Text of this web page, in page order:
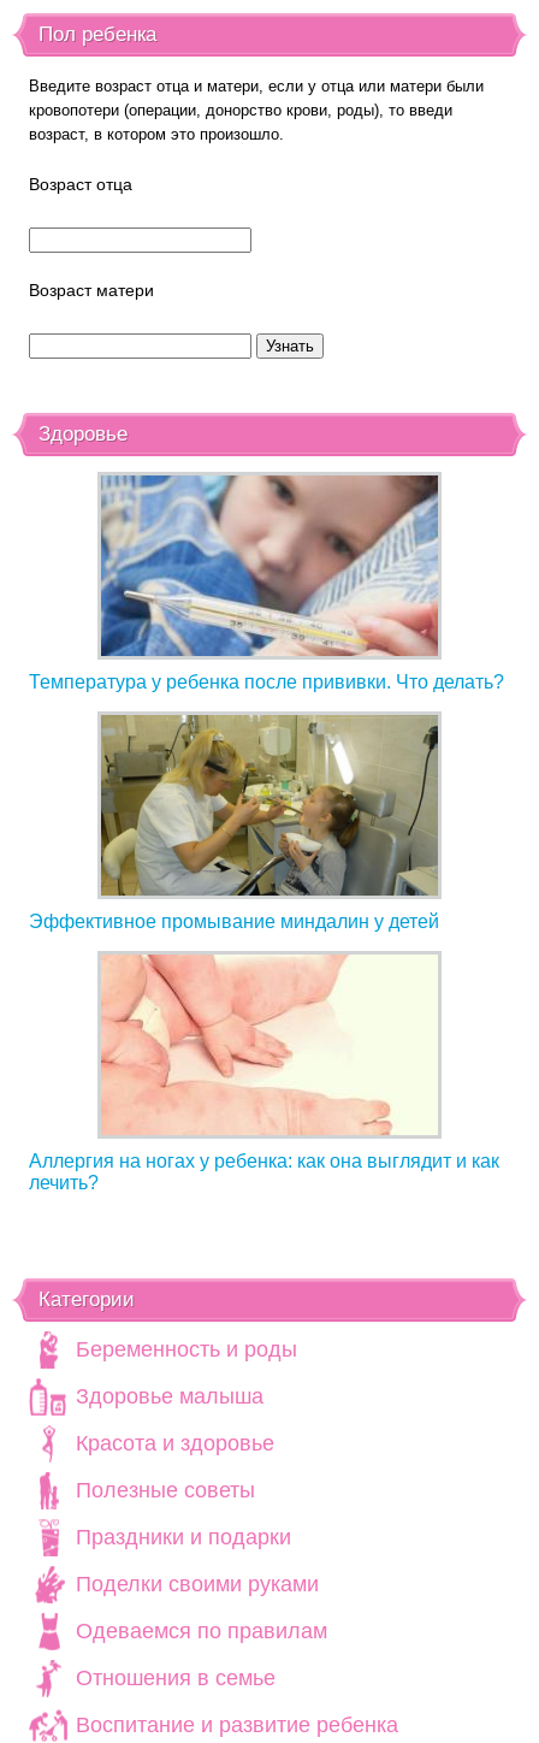
Пол ребенка
Введите возраст отца и матери, если у отца или матери были
кровопотери (операции, донорство крови, роды), то введи
возраст, в котором это произошло.
Возраст отца
Возраст матери
Здоровье
Температура у ребенка после прививки. Что делать?
Эффективное промывание миндалин у детей
Аллергия на ногах у ребенка: как она выглядит и как
лечить?
Категории
Беременность и роды
Здоровье малыша
Красота и здоровье
Полезные советы
Праздники и подарки
Поделки своими руками
Одеваемся по правилам
Отношения в семье
Воспитание и развитие ребенка